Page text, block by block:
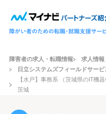
障害者の求人・転職情報
求人情報
日立システムズフィールドサー
【水戸】事務系 （茨城県のIT機
茨城